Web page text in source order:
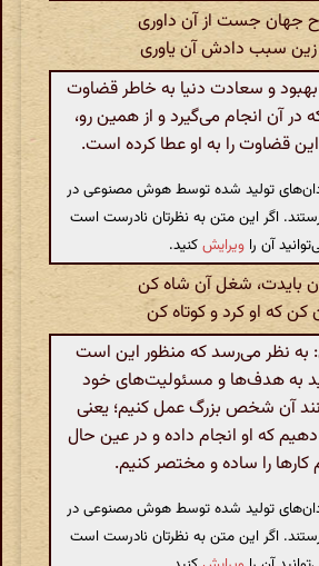
جهان جست از آن داوری
سبب دادش آن یاوری
و سعادت دنیا به خاطر قضاوت
آن انجام می‌گیرد و از همین رو،
قضاوت را به او عطا کرده است.
تولید شده توسط هوش مصنوعی در
اگر این متن به نظرتان نادرست است
آن را ویرایشکنید.
بایدت، شغل آن شاه کن
که او کرد و کوتاه کن
نظر می‌رسد که منظور این است
به هدف‌ها و مسئولیت‌های خود
آن شخص بزرگ عمل کنیم؛ یعنی
دهیم که او انجام داده و در عین حال
را ساده و مختصر کنیم.
تولید شده توسط هوش مصنوعی در
اگر این متن به نظرتان نادرست است